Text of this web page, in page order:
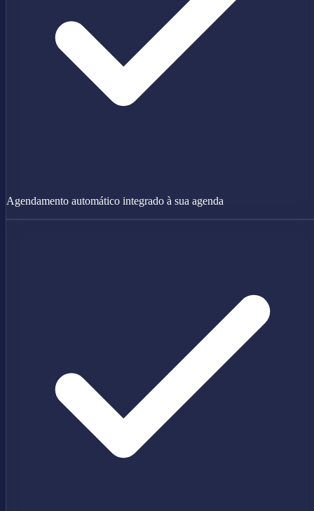
Agendamento automático integrado à sua agenda